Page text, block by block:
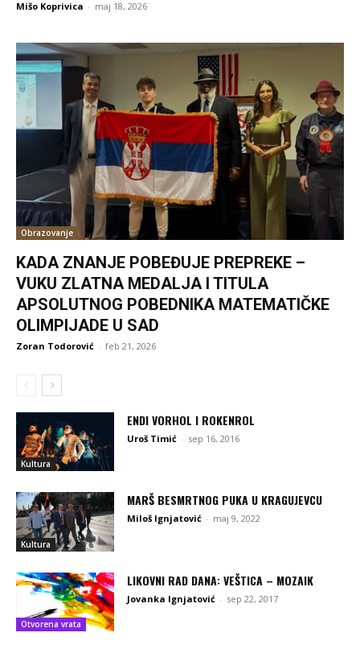
Mišo Koprivica - maj 18, 2026
Obrazovanje
KADA ZNANJE POBEĐUJE PREPREKE –
VUKU ZLATNA MEDALJA I TITULA
APSOLUTNOG POBEDNIKA MATEMATIČKE
OLIMPIJADE U SAD
Zoran Todorović - feb 21, 2026
Kultura
ENDI VORHOL I ROKENROL
Uroš Timić - sep 16, 2016
Kultura
MARŠ BESMRTNOG PUKA U KRAGUJEVCU
Miloš Ignjatović - maj 9, 2022
Otvorena vrata
LIKOVNI RAD DANA: VEŠTICA – MOZAIK
Jovanka Ignjatović - sep 22, 2017